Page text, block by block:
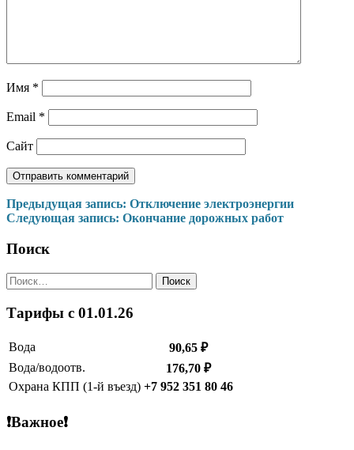
Имя *
Email *
Сайт
Навигация
по
записям
Предыдущая запись: Отключение электроэнергии
Следующая запись: Окончание дорожных работ
Поиск
Найти:
Тарифы c 01.01.26
Вода
90,65 ₽
Вода/водоотв.
176,70 ₽
Охрана КПП (1-й въезд) +7 952 351 80 46
❗Важное❗